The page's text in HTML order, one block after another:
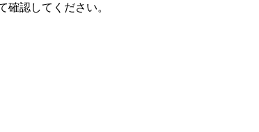
認してください。